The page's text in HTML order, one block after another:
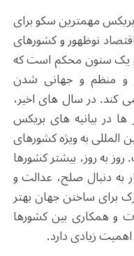
مهمترین سکو برای
نوظهور و کشورهای
یک ستون محکم است که
و منظم و جهانی شدن
کند. در سال های اخیر،
در بیانیه های بریکس
به ویژه کشورهای
به روز، بیشتر کشورها
به دنبال صلح، عدالت و
برای ساختن جهان بهتر
و همکاری بین کشورها
زیادی دارد.